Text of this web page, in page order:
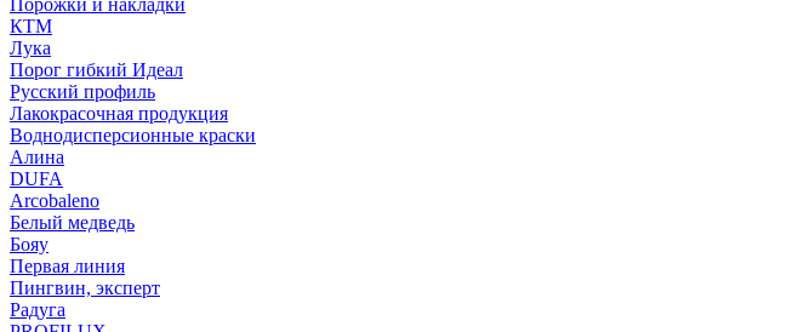
Порожки и накладки
КТМ
Лука
Порог гибкий Идеал
Русский профиль
Лакокрасочная продукция
Воднодисперсионные краски
Алина
DUFA
Arcobaleno
Белый медведь
Бояу
Первая линия
Пингвин, эксперт
Радуга